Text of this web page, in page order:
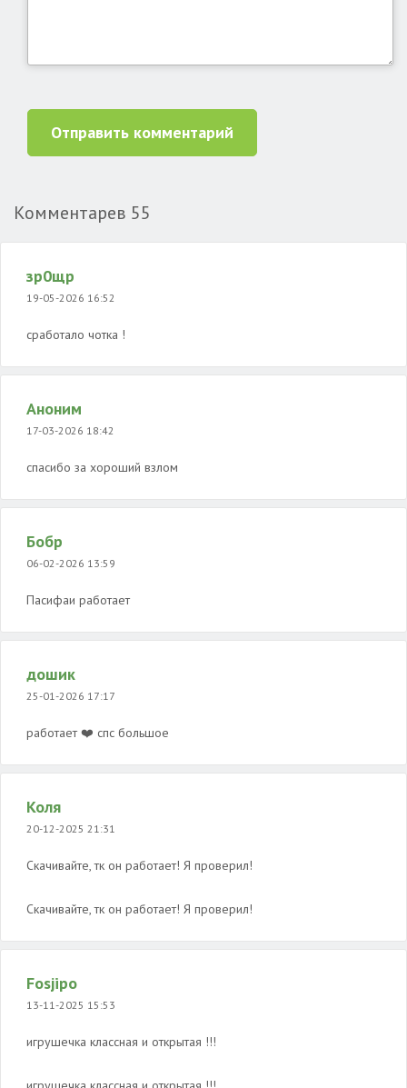
Отправить комментарий
Комментарев 55
зр0щр
19-05-2026 16:52
сработало чотка !
Аноним
17-03-2026 18:42
спасибо за хороший взлом
Бобр
06-02-2026 13:59
Пасифаи работает
дошик
25-01-2026 17:17
работает ❤️ спс большое
Коля
20-12-2025 21:31
Скачивайте, тк он работает! Я проверил!
Скачивайте, тк он работает! Я проверил!
Fosjipo
13-11-2025 15:53
игрушечка классная и открытая !!!